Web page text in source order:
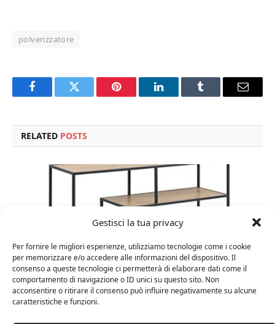
Gestisci la tua privacy
Per fornire le migliori esperienze, utilizziamo tecnologie come i cookie
per memorizzare e/o accedere alle informazioni del dispositivo. Il
consenso a queste tecnologie ci permetterà di elaborare dati come il
comportamento di navigazione o ID unici su questo sito. Non
acconsentire o ritirare il consenso può influire negativamente su alcune
caratteristiche e funzioni.
polverizzatore
FacebookTwitter Pinterest LinkedInTumblr Email
RELATED POSTS